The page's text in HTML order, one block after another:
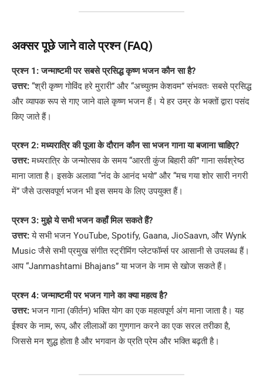
अक्सर पूछे जाने वाले प्रश्न (FAQ)
प्रश्न 1: जन्माष्टमी पर सबसे प्रसिद्ध कृष्ण भजन कौन सा है?
उत्तर: “श्री कृष्ण गोविंद हरे मुरारी” और “अच्युतम केशवम” संभवतः सबसे प्रसिद्ध
और व्यापक रूप से गाए जाने वाले कृष्ण भजन हैं। ये हर उम्र के भक्तों द्वारा पसंद
किए जाते हैं।
प्रश्न 2: मध्यरात्रि की पूजा के दौरान कौन सा भजन गाना या बजाना चाहिए?
उत्तर:मध्यरात्रि के जन्मोत्सव के समय “आरती कुंज बिहारी की” गाना सर्वश्रेष्ठ
माना जाता है। इसके अलावा “नंद के आनंद भयो” और “मच गया शोर सारी नगरी
में” जैसे उत्सवपूर्ण भजन भी इस समय के लिए उपयुक्त हैं।
प्रश्न 3: मुझे ये सभी भजन कहाँ मिल सकते हैं?
उत्तर:ये सभी भजन YouTube, Spotify, Gaana, JioSaavn, और Wynk
Music जैसे सभी प्रमुख संगीत स्ट्रीमिंग प्लेटफॉर्म्स पर आसानी से उपलब्ध हैं।
आप “Janmashtami Bhajans” या भजन के नाम से खोज सकते हैं।
प्रश्न 4: जन्माष्टमी पर भजन गाने का क्या महत्व है?
उत्तर: भजन गाना (कीर्तन) भक्ति योग का एक महत्वपूर्ण अंग माना जाता है। यह
ईश्वर के नाम, रूप, और लीलाओं का गुणगान करने का एक सरल तरीका है,
जिससे मन शुद्ध होता है और भगवान के प्रति प्रेम और भक्ति बढ़ती है।